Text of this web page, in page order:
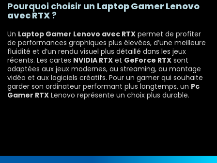
Pourquoi choisir un Laptop Gamer Lenovo
avec RTX?
Un Laptop Gamer Lenovo avec RTX permet de profiter
de performances graphiques plus élevées, d’une meilleure
fluidité et d’un rendu visuel plus détaillé dans les jeux
récents. Les cartes NVIDIA RTX et GeForce RTX sont
adaptées aux jeux modernes, au streaming, au montage
vidéo et aux logiciels créatifs. Pour un gamer qui souhaite
garder son ordinateur performant plus longtemps, un Pc
Gamer RTX Lenovo représente un choix plus durable.